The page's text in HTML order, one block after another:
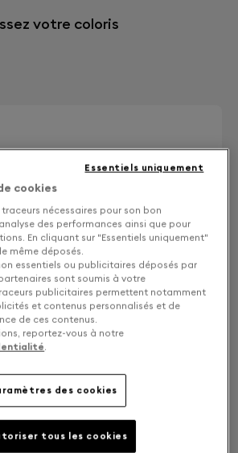
votre coloris
le compagnon idéal
cookies
nécessaires pour son bon
des performances ainsi que pour
En cliquant sur "Essentiels uniquement"
même déposés.
essentiels ou publicitaires déposés par
sont soumis à votre
publicitaires permettent notamment
et contenus personnalisés et de
de ces contenus.
reportez-vous à notre
.
des cookies
Essentiels uniquement
tous les cookies